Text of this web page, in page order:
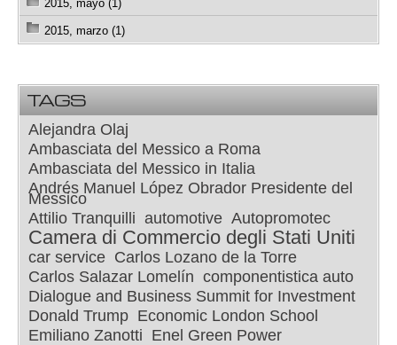
2015, mayo (1)
2015, marzo (1)
TAGS
Alejandra Olaj
Ambasciata del Messico a Roma
Ambasciata del Messico in Italia
Andrés Manuel López Obrador Presidente del
Messico
Attilio Tranquilli automotive Autopromotec
Camera di Commercio degli Stati Uniti
car service Carlos Lozano de la Torre
Carlos Salazar Lomelín componentistica auto
Dialogue and Business Summit for Investment
Donald Trump Economic London School
Emiliano Zanotti Enel Green Power